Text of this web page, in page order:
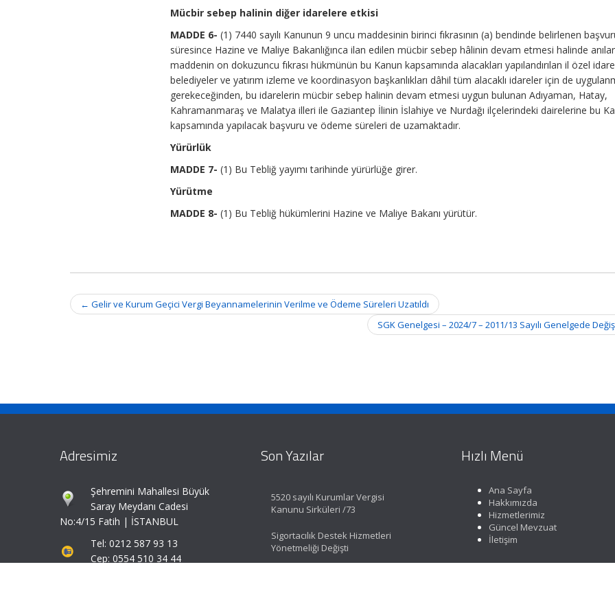
Mücbir sebep halinin diğer idarelere etkisi
MADDE 6- (1) 7440 sayılı Kanunun 9 uncu maddesinin birinci fıkrasının (a) bendinde belirlenen
süresince Hazine ve Maliye Bakanlığınca ilan edilen mücbir sebep hâlinin devam etmesi halinde
maddenin on dokuzuncu fıkrası hükmünün bu Kanun kapsamında alacakları yapılandırılan il özel
belediyeler ve yatırım izleme ve koordinasyon başkanlıkları dâhil tüm alacaklı idareler için de
gerekeceğinden, bu idarelerin mücbir sebep halinin devam etmesi uygun bulunan Adıyaman, Hatay,
Kahramanmaraş ve Malatya illeri ile Gaziantep İlinin İslahiye ve Nurdağı ilçelerindeki dairelerine bu
kapsamında yapılacak başvuru ve ödeme süreleri de uzamaktadır.
Yürürlük
MADDE 7- (1) Bu Tebliğ yayımı tarihinde yürürlüğe girer.
Yürütme
MADDE 8- (1) Bu Tebliğ hükümlerini Hazine ve Maliye Bakanı yürütür.
Post
navigation
← Gelir ve Kurum Geçici Vergi Beyannamelerinin Verilme ve Ödeme Süreleri Uzatıldı
SGK Genelgesi – 2024/7 – 2011/13 Sayılı Genelgede
Adresimiz
Şehremini Mahallesi Büyük
Saray Meydanı Cadesi
No:4/15 Fatih | İSTANBUL
Tel: 0212 587 93 13
Cep: 0554 510 34 44
Son Yazılar
5520 sayılı Kurumlar Vergisi
Kanunu Sirküleri /73
Sigortacılık Destek Hizmetleri
Yönetmeliği Değişti
Hızlı Menü
Ana Sayfa
Hakkımızda
Hizmetlerimiz
Güncel Mevzuat
İletişim